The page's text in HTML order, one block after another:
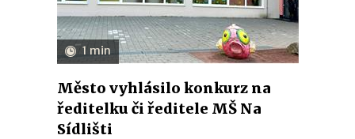
1 min
Město vyhlásilo konkurz na
ředitelku či ředitele MŠ Na
Sídlišti